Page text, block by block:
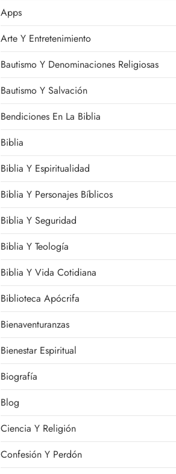
Apps
Arte Y Entretenimiento
Bautismo Y Denominaciones Religiosas
Bautismo Y Salvación
Bendiciones En La Biblia
Biblia
Biblia Y Espiritualidad
Biblia Y Personajes Bíblicos
Biblia Y Seguridad
Biblia Y Teología
Biblia Y Vida Cotidiana
Biblioteca Apócrifa
Bienaventuranzas
Bienestar Espiritual
Biografía
Blog
Ciencia Y Religión
Confesión Y Perdón